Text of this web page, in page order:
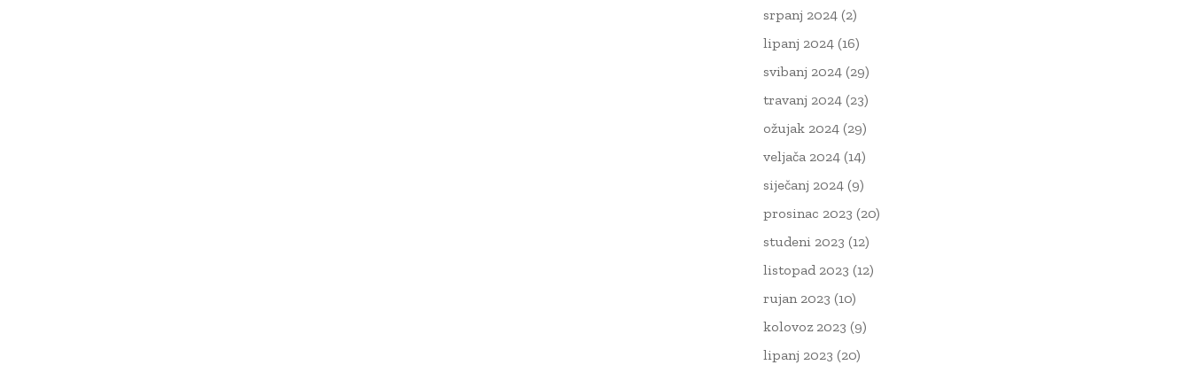
srpanj 2024 (2)
lipanj 2024 (16)
svibanj 2024 (29)
travanj 2024 (23)
ožujak 2024 (29)
veljača 2024 (14)
siječanj 2024 (9)
prosinac 2023 (20)
studeni 2023 (12)
listopad 2023 (12)
rujan 2023 (10)
kolovoz 2023 (9)
lipanj 2023 (20)